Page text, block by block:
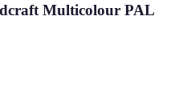
Multicolour PAL